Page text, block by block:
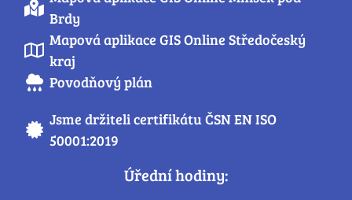
Brdy
Mapová aplikace GIS Online Středočeský
kraj
Povodňový plán
Jsme držiteli certifikátu ČSN EN ISO
50001:2019
Úřední hodiny: